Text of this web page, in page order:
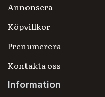
Annonsera
Köpvillkor
Prenumerera
Kontakta oss
Information